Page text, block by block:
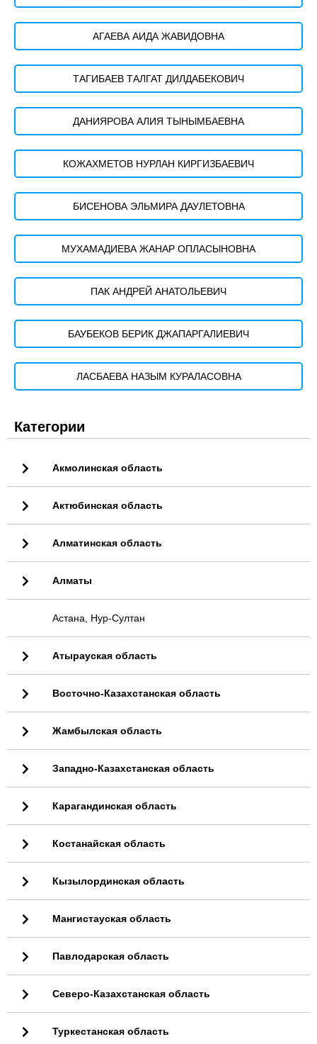
АГАЕВА АИДА ЖАВИДОВНА
ТАГИБАЕВ ТАЛГАТ ДИЛДАБЕКОВИЧ
ДАНИЯРОВА АЛИЯ ТЫНЫМБАЕВНА
КОЖАХМЕТОВ НУРЛАН КИРГИЗБАЕВИЧ
БИСЕНОВА ЭЛЬМИРА ДАУЛЕТОВНА
МУХАМАДИЕВА ЖАНАР ОПЛАСЫНОВНА
ПАК АНДРЕЙ АНАТОЛЬЕВИЧ
БАУБЕКОВ БЕРИК ДЖАПАРГАЛИЕВИЧ
ЛАСБАЕВА НАЗЫМ КУРАЛАСОВНА
Категории
Акмолинская область
Актюбинская область
Алматинская область
Алматы
Астана, Нур-Султан
Атырауская область
Восточно-Казахстанская область
Жамбылская область
Западно-Казахстанская область
Карагандинская область
Костанайская область
Кызылординская область
Мангистауская область
Павлодарская область
Северо-Казахстанская область
Туркестанская область